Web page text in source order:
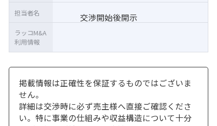
交渉開始後開示
担当者名
ラッコM&A
利用情報
掲載情報は正確性を保証するものではございま
せん。
詳細は交渉時に必ず売主様へ直接ご確認くださ
い。特に事業の仕組みや収益構造について十分